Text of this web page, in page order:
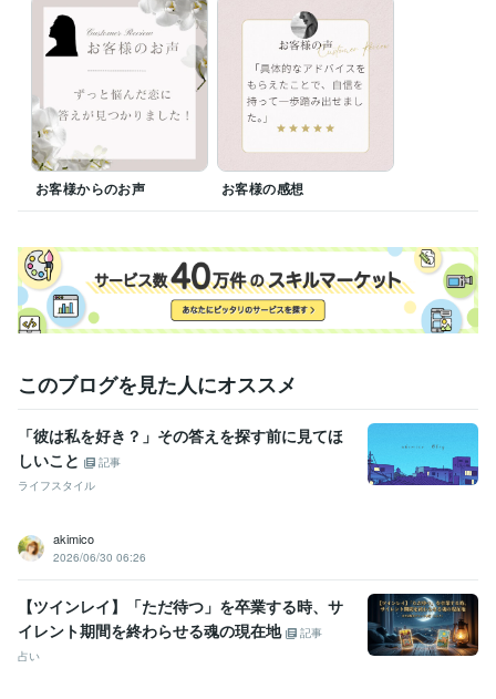
ライフスタイル・その他 / 占い師 経験年数 : 10年
ライフスタイル・その他 / カウンセラー・コーチ
受賞歴
ココナラ2025年９月　初出品
資格・検定
2級FP技能士 取得年 : 2009年
実用英語技能検定1級 取得年 : 2004年
WordPress:2年Google スプレッドシート:5年VLLO:5年Canva:5年
得意分野
占い ◼️仕事・お金占い ◼️恋愛占い ◼️総合鑑定
お客様からのお声 お客様の感想
このブログを見た人にオススメ
「彼は私を好き？」その答えを探す前に見てほ
しいこと
記事
ライフスタイル
akimico
2026/06/30 06:26
【ツインレイ】「ただ待つ」を卒業する時、サ
イレント期間を終わらせる魂の現在地
記事
占い